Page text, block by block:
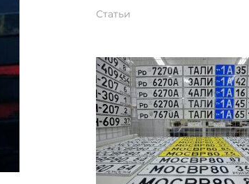
Статьи